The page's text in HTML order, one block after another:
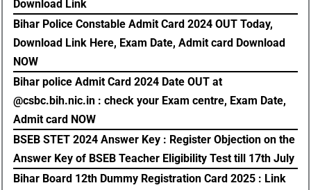
Download Link
Bihar Police Constable Admit Card 2024 OUT Today,
Download Link Here, Exam Date, Admit card Download
NOW
Bihar police Admit Card 2024 Date OUT at
@csbc.bih.nic.in : check your Exam centre, Exam Date,
Admit card NOW
BSEB STET 2024 Answer Key : Register Objection on the
Answer Key of BSEB Teacher Eligibility Test till 17th July
Bihar Board 12th Dummy Registration Card 2025 : Link